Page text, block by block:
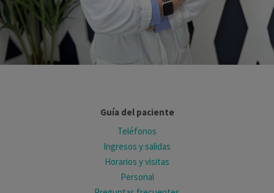
Guía del paciente
Teléfonos
Ingresos y salidas
Horarios y visitas
Personal